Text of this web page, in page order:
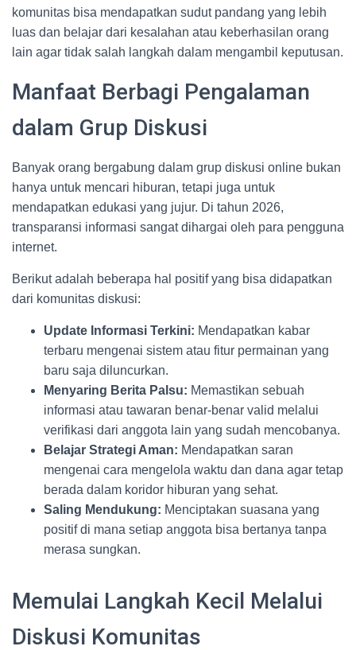
komunitas bisa mendapatkan sudut pandang yang lebih
luas dan belajar dari kesalahan atau keberhasilan orang
lain agar tidak salah langkah dalam mengambil keputusan.
Manfaat Berbagi Pengalaman
dalam Grup Diskusi
Banyak orang bergabung dalam grup diskusi online bukan
hanya untuk mencari hiburan, tetapi juga untuk
mendapatkan edukasi yang jujur. Di tahun 2026,
transparansi informasi sangat dihargai oleh para pengguna
internet.
Berikut adalah beberapa hal positif yang bisa didapatkan
dari komunitas diskusi:
Update Informasi Terkini: Mendapatkan kabar
terbaru mengenai sistem atau fitur permainan yang
baru saja diluncurkan.
Menyaring Berita Palsu: Memastikan sebuah
informasi atau tawaran benar-benar valid melalui
verifikasi dari anggota lain yang sudah mencobanya.
Belajar Strategi Aman: Mendapatkan saran
mengenai cara mengelola waktu dan dana agar tetap
berada dalam koridor hiburan yang sehat.
Saling Mendukung: Menciptakan suasana yang
positif di mana setiap anggota bisa bertanya tanpa
merasa sungkan.
Memulai Langkah Kecil Melalui
Diskusi Komunitas